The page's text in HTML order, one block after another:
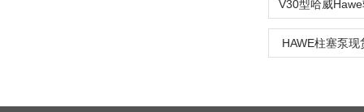
HAWE柱塞泵